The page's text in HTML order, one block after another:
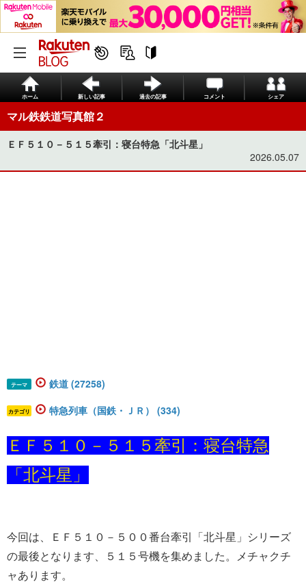
ホーム 新しい記事 過去の記事 コメント シェア
マル鉄鉄道写真館２
ＥＦ５１０－５１５牽引：寝台特急「北斗星」
2026.05.07
テーマ 鉄道 (27258)
カテゴリ 特急列車（国鉄・ＪＲ） (334)
ＥＦ５１０－５１５牽引：寝台特急
「北斗星」
今回は、ＥＦ５１０－５００番台牽引「北斗星」シリーズ
の最後となります、５１５号機を集めました。メチャクチ
ャあります。